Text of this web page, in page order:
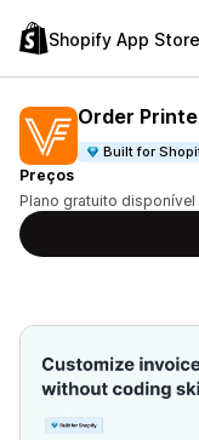
Shopify App Store
Order
Built for
Preços
Plano gratuito disponível